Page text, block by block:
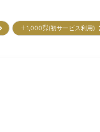
＋1,000㌽(初サービス利用)